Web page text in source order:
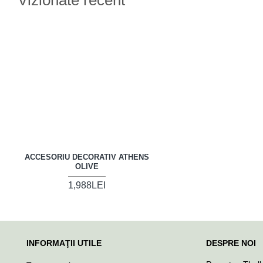
ACCESORIU DECORATIV ATHENS
OLIVE
1,988LEI
INFORMAŢII UTILE DESPRE NOI